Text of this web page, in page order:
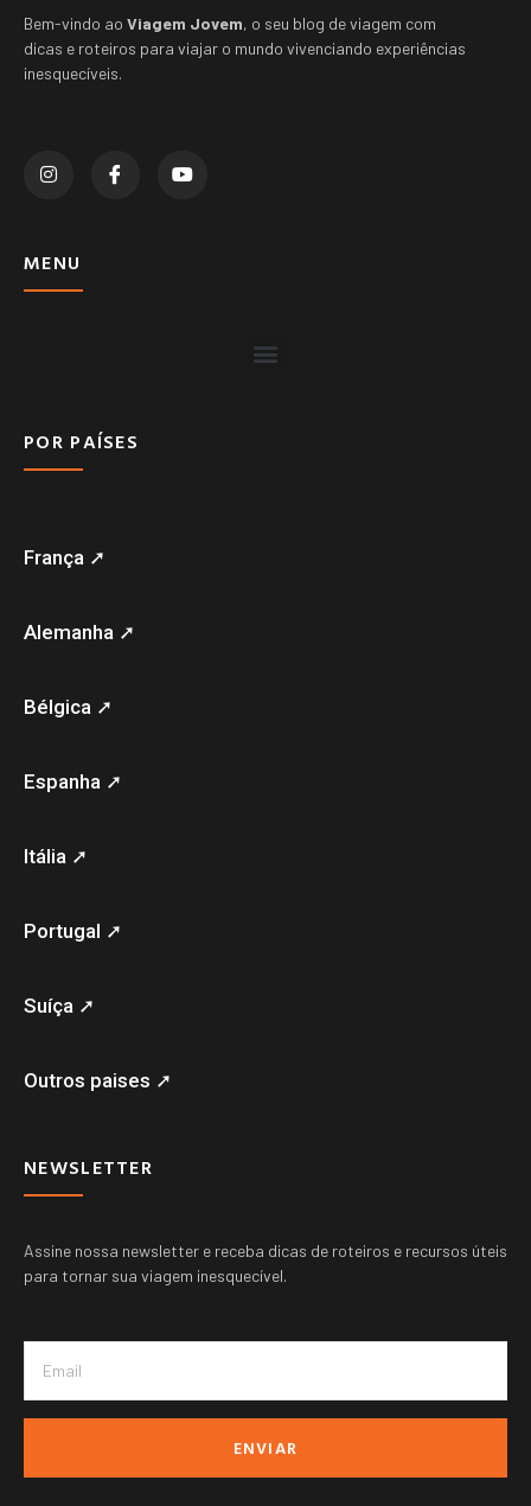
Bem-vindo ao Viagem Jovem, o seu blog de viagem com
dicas e roteiros para viajar o mundo vivenciando experiências
inesquecíveis.
MENU
POR PAÍSES
França ➚
Alemanha ➚
Bélgica ➚
Espanha ➚
Itália ➚
Portugal ➚
Suíça ➚
Outros paises ➚
NEWSLETTER
Assine nossa newsletter e receba dicas de roteiros e recursos úteis
para tornar sua viagem inesquecível.
ENVIAR